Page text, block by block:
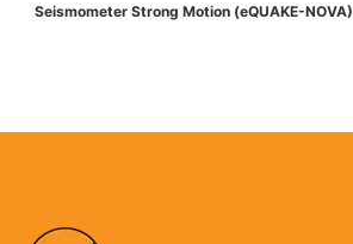
Seismometer Strong Motion (eQUAKE-NOVA)